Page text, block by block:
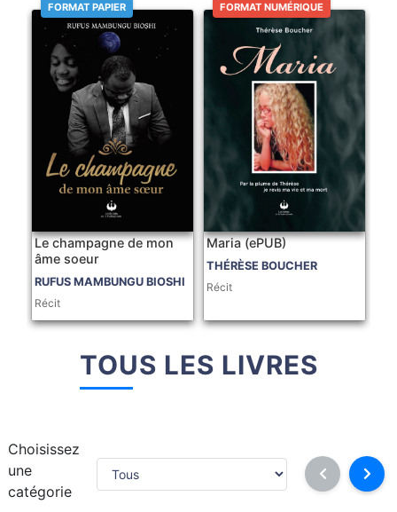
FORMAT PAPIER
Le champagne de mon
âme soeur
RUFUS MAMBUNGU BIOSHI
Récit
FORMAT NUMÉRIQUE
Maria (ePUB)
THÉRÈSE BOUCHER
Récit
TOUS LES LIVRES
Choisissez
une
catégorie